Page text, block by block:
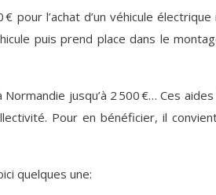
l’achat d’un véhicule électrique
puis prend place dans le
jusqu’à 2 500 €… Ces
Pour en bénéficier, il
quelques une: